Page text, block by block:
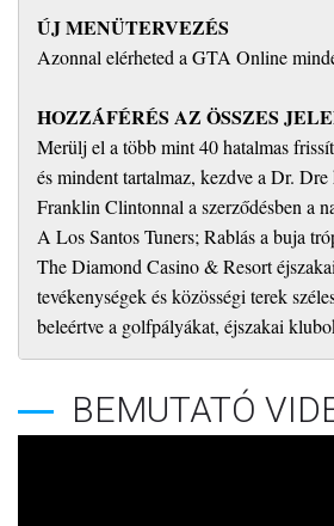
ÚJ MENÜTERVEZÉS
Azonnal elérheted a GTA Online
HOZZÁFÉRÉS AZ ÖSSZES
Merülj el a több mint 40 hatalmas
és mindent tartalmaz, kezdve a Dr.
Franklin Clintonnal a szerződésben a
A Los Santos Tuners; Rablás a buja
The Diamond Casino & Resort
tevékenységek és közösségi terek
beleértve a golfpályákat, éjszakai
BEMUTATÓ